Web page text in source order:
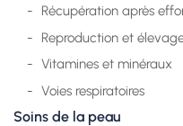
Récupération après
Reproduction et
Vitamines et minéraux
Voies respiratoires
Soins de la peau